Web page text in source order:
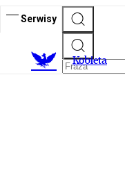
Serwisy
Kobieta